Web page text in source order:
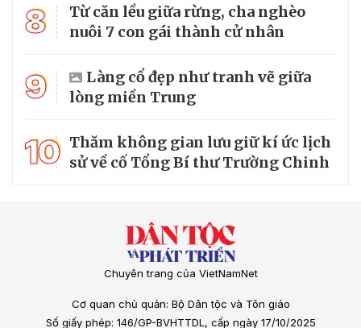
8
Từ căn lều giữa rừng, cha nghèo
nuôi 7 con gái thành cử nhân
9
Làng cổ đẹp như tranh vẽ giữa
lòng miền Trung
10 Thăm không gian lưu giữ kí ức lịch
sử về cố Tổng Bí thư Trường Chinh
Chuyên trang của VietNamNet
Cơ quan chủ quản: Bộ Dân tộc và Tôn giáo
Số giấy phép: 146/GP-BVHTTDL, cấp ngày 17/10/2025